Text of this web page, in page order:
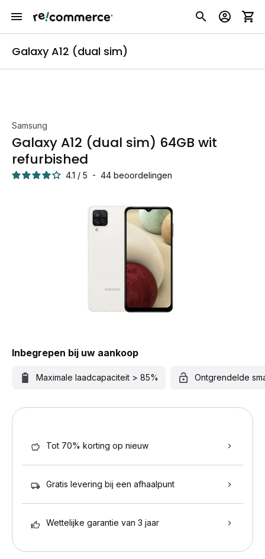
Galaxy A12 (dual sim)
Samsung
Galaxy A12 (dual sim) 64GB wit
refurbished
4.1 / 5 - 44 beoordelingen
Inbegrepen bij uw aankoop
Maximale laadcapaciteit > 85% Ontgrendelde
Tot 70% korting op nieuw
Gratis levering bij een afhaalpunt
Wettelijke garantie van 3 jaar